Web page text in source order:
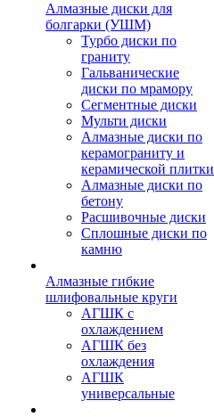
Алмазные диски для
болгарки (УШМ)
Турбо диски по
граниту
Гальванические
диски по мрамору
Сегментные диски
Мульти диски
Алмазные диски по
керамограниту и
керамической плитки
Алмазные диски по
бетону
Расшивочные диски
Сплошные диски по
камню
Алмазные гибкие
шлифовальные круги
АГШК с
охлаждением
АГШК без
охлаждения
АГШК
универсальные